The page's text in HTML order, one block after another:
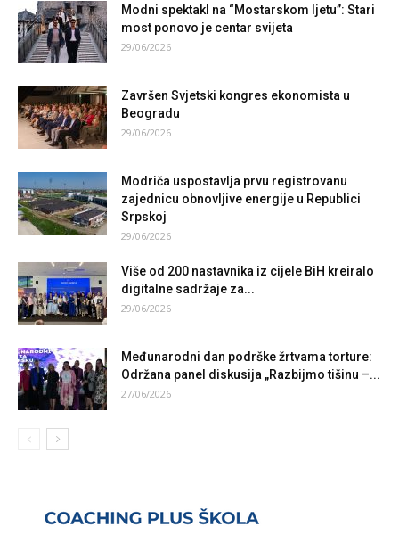
Modni spektakl na “Mostarskom ljetu”: Stari
most ponovo je centar svijeta
29/06/2026
Završen Svjetski kongres ekonomista u
Beogradu
29/06/2026
Modriča uspostavlja prvu registrovanu
zajednicu obnovljive energije u Republici
Srpskoj
29/06/2026
Više od 200 nastavnika iz cijele BiH kreiralo
digitalne sadržaje za...
29/06/2026
Međunarodni dan podrške žrtvama torture:
Održana panel diskusija „Razbijmo tišinu –...
27/06/2026